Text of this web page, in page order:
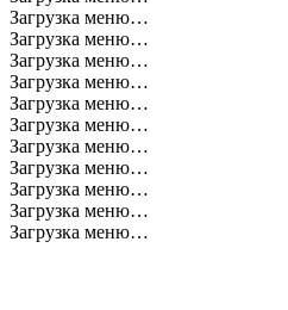
Загрузка меню…
Загрузка меню…
Загрузка меню…
Загрузка меню…
Загрузка меню…
Загрузка меню…
Загрузка меню…
Загрузка меню…
Загрузка меню…
Загрузка меню…
Загрузка меню…